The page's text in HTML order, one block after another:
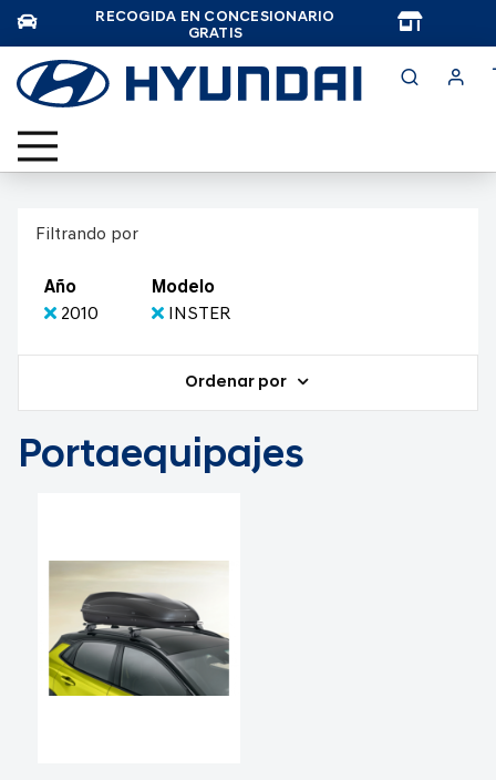
RECOGIDA EN CONCESIONARIO
GRATIS
Filtrando por
Año
2010
Modelo
INSTER
Ordenar por
Portaequipajes